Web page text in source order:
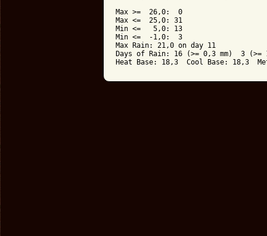
Max >=  26,0:  0
Max <=  25,0: 31
Min <=   5,0: 13
Min <=  -1,0:  3
Max Rain: 21,0 on day 11
Days of Rain: 16 (>= 0,3 mm)  3 (>=